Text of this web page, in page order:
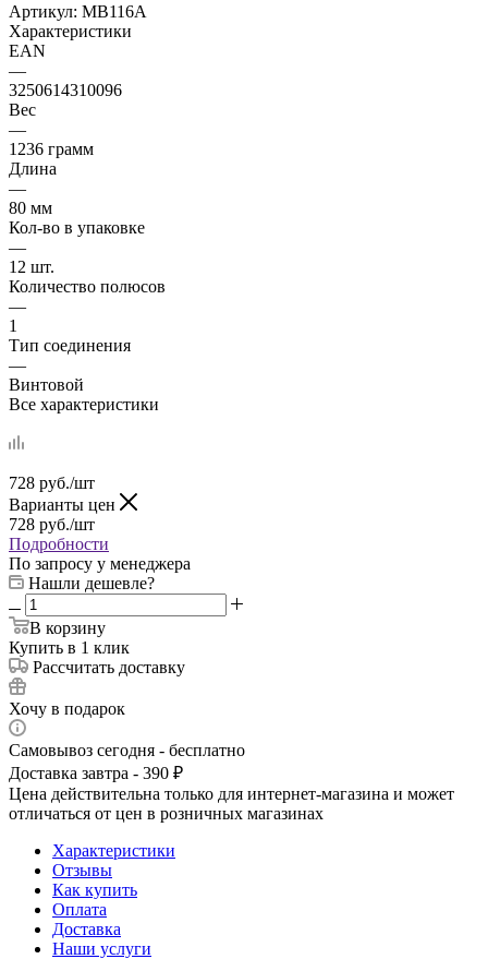
Артикул: MB116A
Характеристики
EAN
—
3250614310096
Вес
—
1236 грамм
Длина
—
80 мм
Кол-во в упаковке
—
12 шт.
Количество полюсов
—
1
Тип соединения
—
Винтовой
Все характеристики
728 руб./шт
Варианты цен
728 руб./шт
Подробности
По запросу у менеджера
Нашли дешевле?
В корзину
Купить в 1 клик
Рассчитать доставку
Хочу в подарок
Самовывоз сегодня - бесплатно
Доставка завтра - 390 ₽
Цена действительна только для интернет-магазина и может
отличаться от цен в розничных магазинах
Характеристики
Отзывы
Как купить
Оплата
Доставка
Наши услуги